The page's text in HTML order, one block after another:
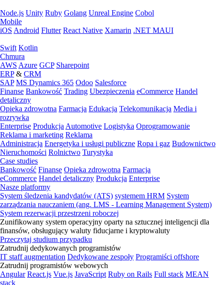
Node.js Unity Ruby Golang Unreal Engine Cobol
Mobile
iOS Android Flutter React Native Xamarin .NET MAUI
Swift Kotlin
Chmura
AWS Azure GCP Sharepoint
ERP& CRM
SAP MS Dynamics 365 Odoo Salesforce
Finanse Bankowość Trading Ubezpieczenia eCommerce Handel
detaliczny
Opieka zdrowotna Farmacja Edukacja Telekomunikacja Media i
rozrywka
Enterprise Produkcja Automotive Logistyka Oprogramowanie
Reklama i marketing Reklama
Administracja Energetyka i usługi publiczne Ropa i gaz Budownictwo
Nieruchomości Rolnictwo Turystyka
Case studies
Bankowość Finanse Opieka zdrowotna Farmacja
eCommerce Handel detaliczny Produkcja Enterprise
Nasze platformy
System śledzenia kandydatów (ATS) systemem HRM System
zarządzania nauczaniem (ang. LMS - Learning Management System)
System rezerwacji przestrzeni roboczej
Zunifikowany system operacyjny oparty na sztucznej inteligencji dla
finansów, obsługujący waluty fiducjarne i kryptowaluty
Przeczytaj studium przypadku
Zatrudnij dedykowanych programistów
IT staff augmentation Dedykowane zespoły Programiści offshore
Zatrudnij programistów webowych
Angular React.js Vue.js JavaScript Ruby on Rails Full stack MEAN
stack